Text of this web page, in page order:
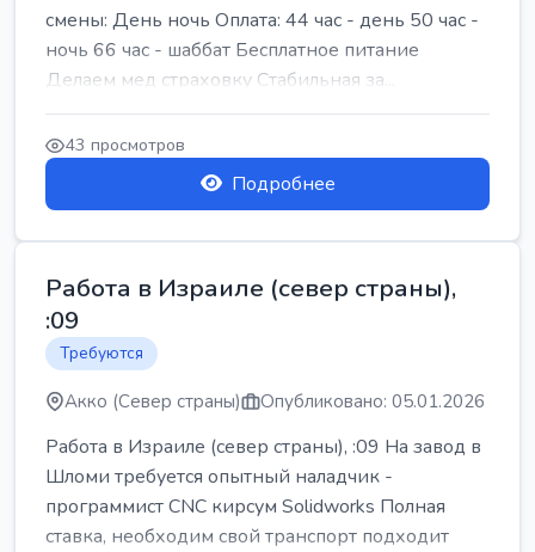
смены: День ночь Оплата: 44 час - день 50 час -
ночь 66 час - шаббат Бесплатное питание
Делаем мед страховку Стабильная за...
43 просмотров
Подробнее
Работа в Израиле (север страны),
:09
Требуются
Акко (Север страны) Опубликовано: 05.01.2026
Работа в Израиле (север страны), :09 На завод в
Шломи требуется опытный наладчик -
программист CNC кирсум Solidworks Полная
ставка, необходим свой транспорт подходит